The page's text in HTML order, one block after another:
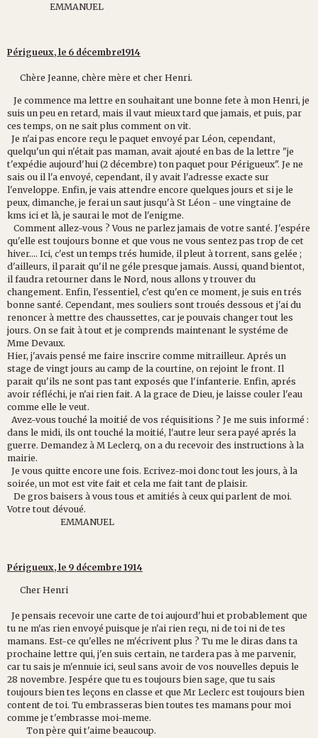
EMMANUEL
Périgueux, le 6 décembre1914
Chère Jeanne, chère mère et cher Henri.
Je commence ma lettre en souhaitant une bonne fete à mon Henri, je
suis un peu en retard, mais il vaut mieux tard que jamais, et puis, par
ces temps, on ne sait plus comment on vit.
Je n'ai pas encore reçu le paquet envoyé par Léon, cependant,
quelqu'un qui n'était pas maman, avait ajouté en bas de la lettre "je
t'expédie aujourd'hui (2 décembre) ton paquet pour Périgueux". Je ne
sais ou il l'a envoyé, cependant, il y avait l'adresse exacte sur
l'enveloppe. Enfin, je vais attendre encore quelques jours et si je le
peux, dimanche, je ferai un saut jusqu'à St Léon - une vingtaine de
kms ici et là, je saurai le mot de l'enigme.
Comment allez-vous ? Vous ne parlez jamais de votre santé. J'espére
qu'elle est toujours bonne et que vous ne vous sentez pas trop de cet
hiver.... Ici, c'est un temps trés humide, il pleut à torrent, sans gelée ;
d'ailleurs, il parait qu'il ne géle presque jamais. Aussi, quand bientot,
il faudra retourner dans le Nord, nous allons y trouver du
changement. Enfin, l'essentiel, c'est qu'en ce moment, je suis en trés
bonne santé. Cependant, mes souliers sont troués dessous et j'ai du
renoncer à mettre des chaussettes, car je pouvais changer tout les
jours. On se fait à tout et je comprends maintenant le systéme de
Mme Devaux.
Hier, j'avais pensé me faire inscrire comme mitrailleur. Aprés un
stage de vingt jours au camp de la courtine, on rejoint le front. Il
parait qu'ils ne sont pas tant exposés que l'infanterie. Enfin, aprés
avoir réfléchi, je n'ai rien fait. A la grace de Dieu, je laisse couler l'eau
comme elle le veut.
Avez-vous touché la moitié de vos réquisitions ? Je me suis informé :
dans le midi, ils ont touché la moitié, l'autre leur sera payé aprés la
guerre. Demandez à M Leclerq, on a du recevoir des instructions à la
mairie.
Je vous quitte encore une fois. Ecrivez-moi donc tout les jours, à la
soirée, un mot est vite fait et cela me fait tant de plaisir.
De gros baisers à vous tous et amitiés à ceux qui parlent de moi.
Votre tout dévoué.
EMMANUEL
Périgueux, le 9 décembre 1914
Cher Henri
Je pensais recevoir une carte de toi aujourd'hui et probablement que
tu ne m'as rien envoyé puisque je n'ai rien reçu, ni de toi ni de tes
mamans. Est-ce qu'elles ne m'écrivent plus ? Tu me le diras dans ta
prochaine lettre qui, j'en suis certain, ne tardera pas à me parvenir,
car tu sais je m'ennuie ici, seul sans avoir de vos nouvelles depuis le
28 novembre. Jespére que tu es toujours bien sage, que tu sais
toujours bien tes leçons en classe et que Mr Leclerc est toujours bien
content de toi. Tu embrasseras bien toutes tes mamans pour moi
comme je t'embrasse moi-meme.
Ton père qui t'aime beaucoup.